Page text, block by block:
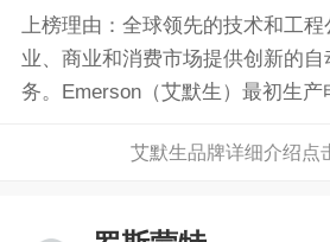
上榜理由：全球领先的技术和工
业、商业和消费市场提供创新的
务。Emerson（艾默生）最初生
网络电源、气候技术等领域。2000
从电子公司向全球技术和工程公司
艾默生品牌详细介绍点